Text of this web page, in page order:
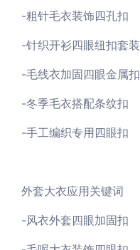
-粗针毛衣装饰四孔扣
-针织开衫四眼纽扣套装
-毛线衣加固四眼金属扣
-冬季毛衣搭配条纹扣
-手工编织专用四眼扣
外套大衣应用关键词
-风衣外套四眼加固扣